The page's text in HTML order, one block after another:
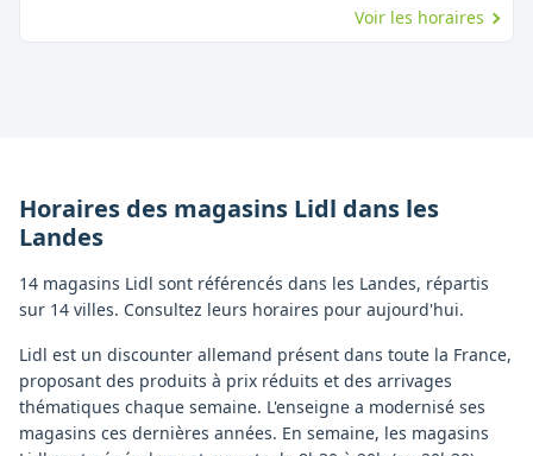
Voir les horaires
Horaires des magasins Lidl dans les
Landes
14 magasins Lidl sont référencés dans les Landes, répartis
sur 14 villes. Consultez leurs horaires pour aujourd'hui.
Lidl est un discounter allemand présent dans toute la France,
proposant des produits à prix réduits et des arrivages
thématiques chaque semaine. L'enseigne a modernisé ses
magasins ces dernières années. En semaine, les magasins